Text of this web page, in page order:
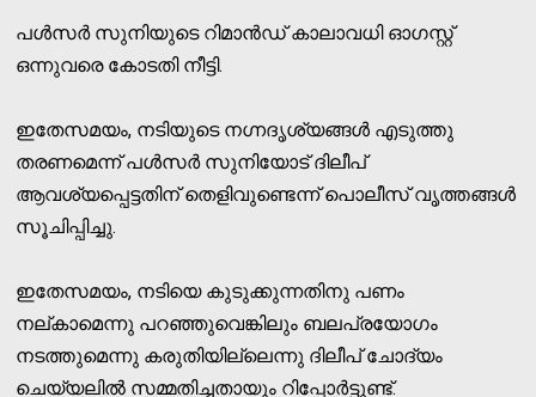
പള്‍സര്‍ സുനിയുടെ റിമാന്‍ഡ് കാലാവധി ഓഗസ്റ്റ്
ഒന്നുവരെ കോടതി നീട്ടി.
ഇതേസമയം, നടിയുടെ നഗ്നദൃശ്യങ്ങള്‍ എടുത്തു
തരണമെന്ന് പള്‍സര്‍ സുനിയോട് ദിലീപ്
ആവശ്യപ്പെട്ടതിന് തെളിവുണ്ടെന്ന് പൊലീസ് വൃത്തങ്ങള്‍
സൂചിപ്പിച്ചു.
ഇതേസമയം, നടിയെ കുടുക്കുന്നതിനു പണം
നല്കാമെന്നു പറഞ്ഞുവെങ്കിലും ബലപ്രയോഗം
നടത്തുമെന്നു കരുതിയില്ലെന്നു ദിലീപ് ചോദ്യം
ചെയ്യലില്‍ സമ്മതിച്ചതായും റിപ്പോര്‍ട്ടുണ്ട്.